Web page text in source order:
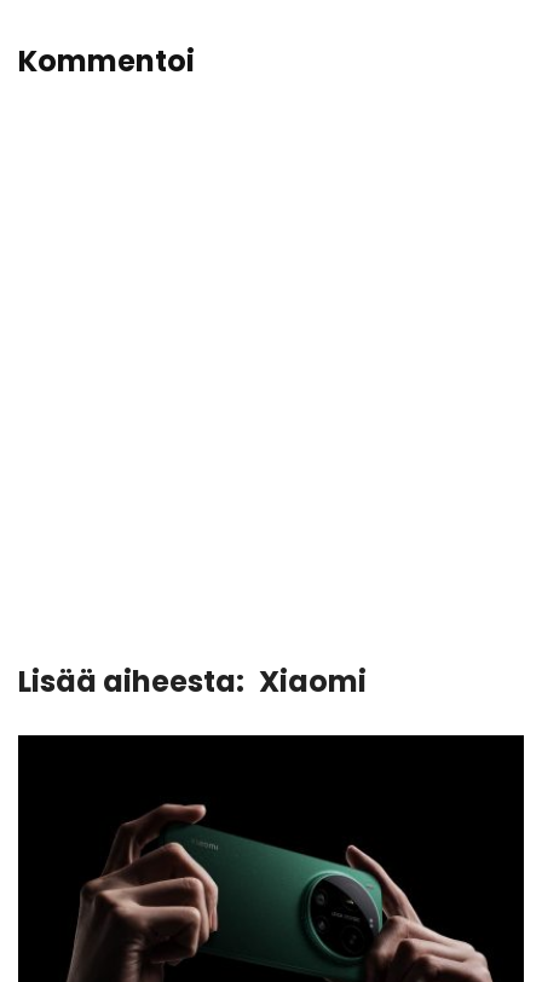
Kommentoi
Lisää aiheesta: Xiaomi